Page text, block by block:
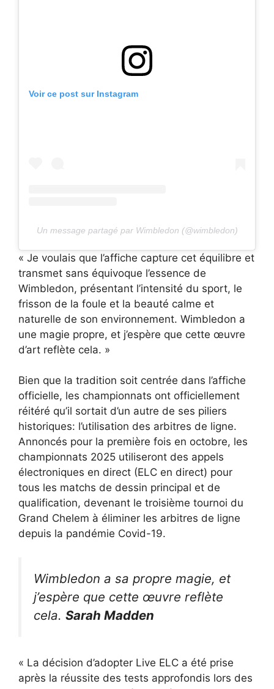
Voir ce post sur Instagram
Un message partagé par Wimbledon (@wimbledon)
« Je voulais que l’affiche capture cet équilibre et
transmet sans équivoque l’essence de
Wimbledon, présentant l’intensité du sport, le
frisson de la foule et la beauté calme et
naturelle de son environnement. Wimbledon a
une magie propre, et j’espère que cette œuvre
d’art reflète cela. »
Bien que la tradition soit centrée dans l’affiche
officielle, les championnats ont officiellement
réitéré qu’il sortait d’un autre de ses piliers
historiques: l’utilisation des arbitres de ligne.
Annoncés pour la première fois en octobre, les
championnats 2025 utiliseront des appels
électroniques en direct (ELC en direct) pour
tous les matchs de dessin principal et de
qualification, devenant le troisième tournoi du
Grand Chelem à éliminer les arbitres de ligne
depuis la pandémie Covid-19.
Wimbledon a sa propre magie, et
j’espère que cette œuvre reflète
cela. Sarah Madden
« La décision d’adopter Live ELC a été prise
après la réussite des tests approfondis lors des